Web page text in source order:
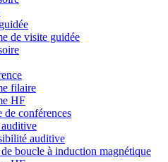
de visite guidée
filaire
HF
de conférences
auditive
boucle à induction magnétique